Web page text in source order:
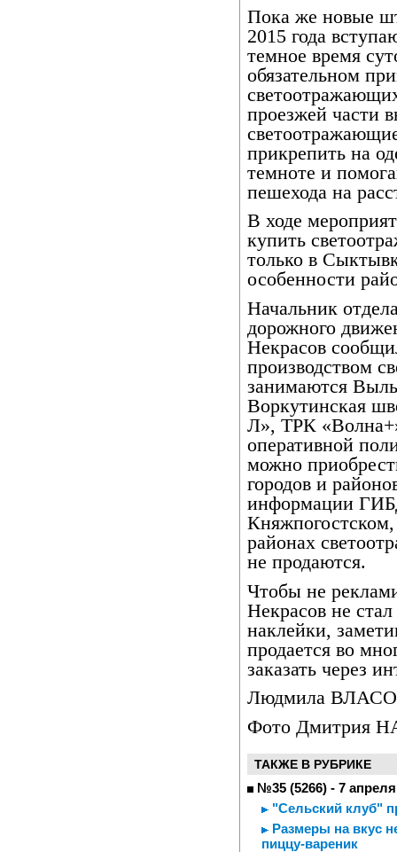
Пока же новые
2015 года
темное время
обязательном
проезжей части
прикрепить на
темноте и
пешехода на
В ходе
купить
только в
особенности
Начальник
дорожного
Некрасов
производством
занимаются
Воркутинская
Л», ТРК
оперативной
можно
городов и
информации
районах
не продаются.
Чтобы не
Некрасов не
наклейки,
продается во
заказать через
Людмила
Фото Дмитрия
ТАКЖЕ В РУБРИКЕ
№35 (5266) - 7 апреля
"Сельский клуб"
Размеры на вкус
пиццу-вареник